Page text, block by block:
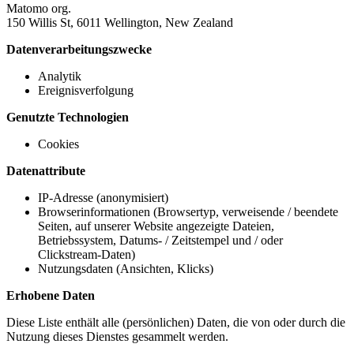
Matomo org.
150 Willis St, 6011 Wellington, New Zealand
Datenverarbeitungszwecke
Analytik
Ereignisverfolgung
Genutzte Technologien
Cookies
Datenattribute
IP-Adresse (anonymisiert)
Browserinformationen (Browsertyp, verweisende / beendete
Seiten, auf unserer Website angezeigte Dateien,
Betriebssystem, Datums- / Zeitstempel und / oder
Clickstream-Daten)
Nutzungsdaten (Ansichten, Klicks)
Erhobene Daten
Diese Liste enthält alle (persönlichen) Daten, die von oder durch die
Nutzung dieses Dienstes gesammelt werden.